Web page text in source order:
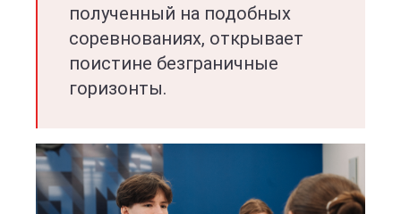
полученный на подобных
соревнованиях, открывает
поистине безграничные
горизонты.